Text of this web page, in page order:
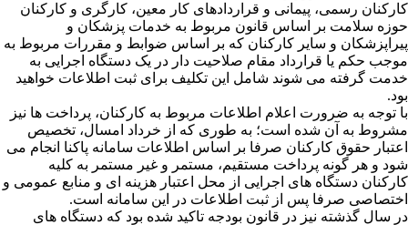
کارکنان رسمی، پیمانی و قراردادهای کار معین، کارگری و کارکنان
حوزه سلامت بر اساس قانون مربوط به خدمات پزشکان و
پیراپزشکان و سایر کارکنان که بر اساس ضوابط و مقررات مربوط به
موجب حکم یا قرارداد مقام صلاحیت دار در یک دستگاه اجرایی به
خدمت گرفته می شوند شامل این تکلیف برای ثبت اطلاعات خواهید
بود.
با توجه به ضرورت اعلام اطلاعات مربوط به کارکنان، پرداخت ها نیز
مشروط به آن شده است؛ به طوری که از خرداد امسال، تخصیص
اعتبار حقوق کارکنان صرفا بر اساس اطلاعات سامانه پاکنا انجام می
شود و هر گونه پرداخت مستقیم، مستمر و غیر مستمر به کلیه
کارکنان دستگاه های اجرایی از محل اعتبار هزینه ای و منابع عمومی و
اختصاصی صرفا پس از ثبت اطلاعات در این سامانه است.
در سال گذشته نیز در قانون بودجه تاکید شده بود که دستگاه های